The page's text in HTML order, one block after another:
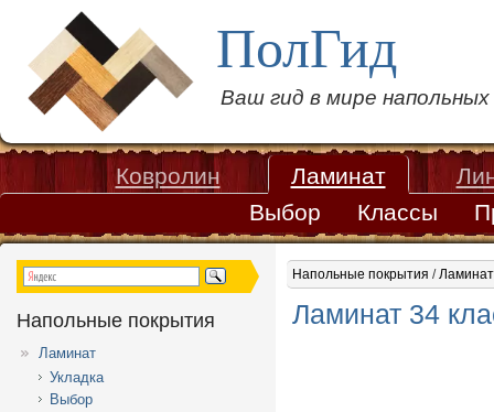
ПолГид
Ваш гид в мире
Ковролин Ламинат
Выбор
Классы
Напольные покрытия /Ламинат
Ламинат 34
Напольные покрытия
Ламинат
Укладка
Выбор